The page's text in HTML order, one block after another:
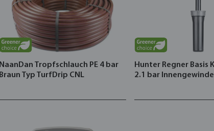
NaanDan Tropfschlauch PE 4 bar
Braun Typ TurfDrip CNL
Hunter Regner Basis
2.1 bar Innengewinde